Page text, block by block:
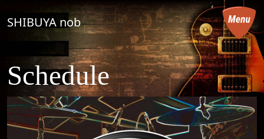
コンテンツへスキップ
メインナビゲーション
SHIBUYA nob
Schedule